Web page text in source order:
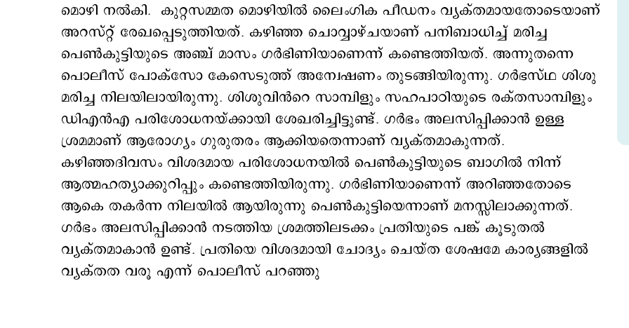
മൊഴി നൽകി. കുറ്റസമ്മത മൊഴിയിൽ ലൈംഗിക പീഡനം വ്യക്തമായതോടെയാണ്
അറസ്റ്റ് രേഖപ്പെടുത്തിയത്. കഴിഞ്ഞ ചൊവ്വാഴ്ചയാണ് പനിബാധിച്ച് മരിച്ച
പെൺകുട്ടിയുടെ അഞ്ച് മാസം ഗർഭിണിയാണെന്ന് കണ്ടെത്തിയത്. അന്നുതന്നെ
പൊലീസ് പോക്സോ കേസെടുത്ത് അന്വേഷണം തുടങ്ങിയിരുന്നു. ഗർഭസ്ഥ ശിശു
മരിച്ച നിലയിലായിരുന്നു. ശിശുവിൻറെ സാമ്പിളും സഹപാഠിയുടെ രക്തസാമ്പിളും
ഡിഎൻഎ പരിശോധനയ്ക്കായി ശേഖരിച്ചിട്ടുണ്ട്. ഗർഭം അലസിപ്പിക്കാൻ ഉള്ള
ശ്രമമാണ് ആരോഗ്യം ഗുരുതരം ആക്കിയതെന്നാണ് വ്യക്തമാകുന്നത്.
കഴിഞ്ഞദിവസം വിശദമായ പരിശോധനയിൽ പെൺകുട്ടിയുടെ ബാഗിൽ നിന്ന്
ആത്മഹത്യാക്കുറിപ്പും കണ്ടെത്തിയിരുന്നു. ഗർഭിണിയാണെന്ന് അറിഞ്ഞതോടെ
ആകെ തകർന്ന നിലയിൽ ആയിരുന്നു പെൺകുട്ടിയെന്നാണ് മനസ്സിലാക്കുന്നത്.
ഗർഭം അലസിപ്പിക്കാൻ നടത്തിയ ശ്രമത്തിലടക്കം പ്രതിയുടെ പങ്ക് കൂടുതൽ
വ്യക്തമാകാൻ ഉണ്ട്. പ്രതിയെ വിശദമായി ചോദ്യം ചെയ്ത ശേഷമേ കാര്യങ്ങളിൽ
വ്യക്തത വരൂ എന്ന് പൊലീസ് പറഞ്ഞു